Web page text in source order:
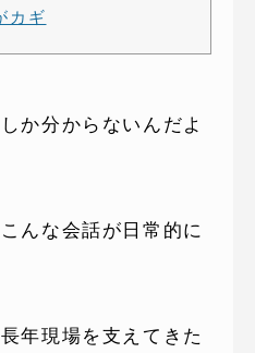
カギ
か分からないんだよ
んな会話が日常的に
年現場を支えてきた